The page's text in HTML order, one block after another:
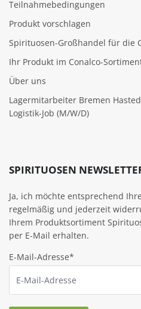
Teilnahmebedingungen
Produkt vorschlagen
Spirituosen-Großhandel für die
Ihr Produkt im Conalco-
Über uns
Lagermitarbeiter Bremen
Logistik-Job (M/W/D)
SPIRITUOSEN
Ja, ich möchte entsprechend
regelmäßig und jederzeit
Ihrem Produktsortiment
per E-Mail erhalten.
E-Mail-Adresse*